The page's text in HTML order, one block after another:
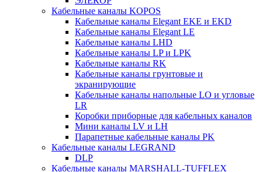
Кабельные каналы KOPOS
Кабельные каналы Elegant EKE и EKD
Кабельные каналы Elegant LE
Кабельные каналы LHD
Кабельные каналы LP и LPK
Кабельные каналы RK
Кабельные каналы грунтовые и
экранирующие
Кабельные каналы напольные LO и угловые
LR
Коробки приборные для кабельных каналов
Мини каналы LV и LH
Парапетные кабельные каналы PK
Кабельные каналы LEGRAND
DLP
Кабельные каналы MARSHALL-TUFFLEX